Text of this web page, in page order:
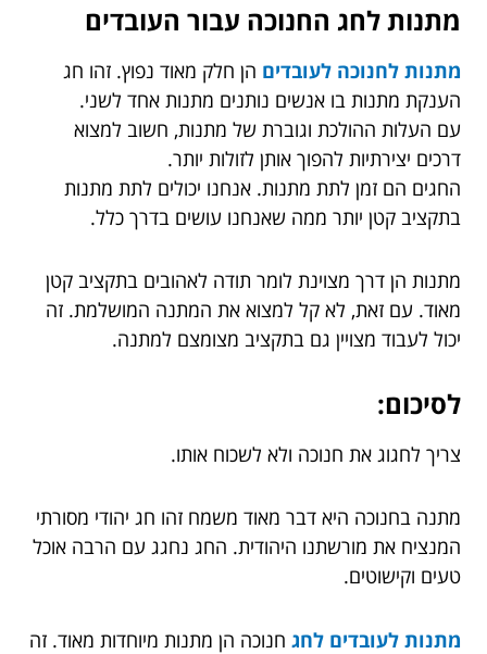
מתנות לחג החנוכה עבור העובדים
מתנות לחנוכה לעובדים הן חלק מאוד נפוץ. זהו חג
הענקת מתנות בו אנשים נותנים מתנות אחד לשני.
עם העלות ההולכת וגוברת של מתנות, חשוב למצוא
דרכים יצירתיות להפוך אותן לזולות יותר.
החגים הם זמן לתת מתנות. אנחנו יכולים לתת מתנות
בתקציב קטן יותר ממה שאנחנו עושים בדרך כלל.
מתנות הן דרך מצוינת לומר תודה לאהובים בתקציב קטן
מאוד. עם זאת, לא קל למצוא את המתנה המושלמת. זה
יכול לעבוד מצויין גם בתקציב מצומצם למתנה.
לסיכום:
צריך לחגוג את חנוכה ולא לשכוח אותו.
מתנה בחנוכה היא דבר מאוד משמח זהו חג יהודי מסורתי
המנציח את מורשתנו היהודית. החג נחגג עם הרבה אוכל
טעים וקישוטים.
מתנות לעובדים לחג חנוכה הן מתנות מיוחדות מאוד. זה